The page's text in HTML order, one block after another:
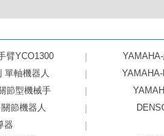
臂YCO1300 |
單軸機器人
|
節型機械手
|
節機器人
|
器
|